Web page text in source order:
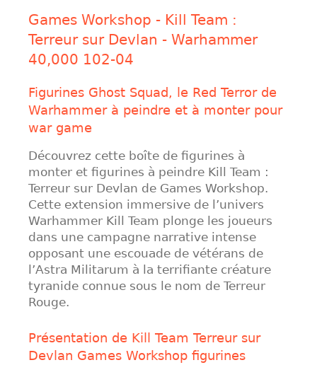
Games Workshop - Kill Team :
Terreur sur Devlan - Warhammer
40,000 102-04
Figurines Ghost Squad, le Red Terror de
Warhammer à peindre et à monter pour
war game
Découvrez cette boîte de figurines à
monter et figurines à peindre Kill Team :
Terreur sur Devlan de Games Workshop.
Cette extension immersive de l’univers
Warhammer Kill Team plonge les joueurs
dans une campagne narrative intense
opposant une escouade de vétérans de
l’Astra Militarum à la terrifiante créature
tyranide connue sous le nom de Terreur
Rouge.
Présentation de Kill Team Terreur sur
Devlan Games Workshop figurines